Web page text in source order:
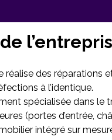
réalise des
à l’identique.
spécialisée dans le
(portes d’entrée,
intégré sur